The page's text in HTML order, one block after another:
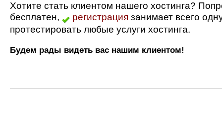
Хотите стать клиентом нашего хостинга?
бесплатен,
регистрация занимает всего
протестировать любые услуги хостинга.
Будем рады видеть вас нашим клиентом!